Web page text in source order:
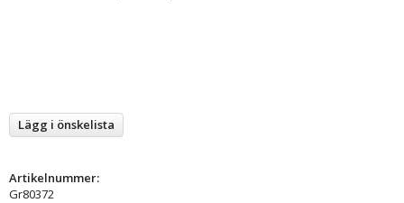
Lägg i önskelista
Artikelnummer:
Gr80372